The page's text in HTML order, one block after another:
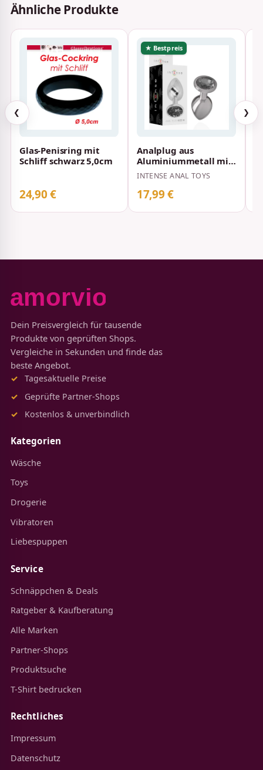
Ähnliche Produkte
❮
Glas-Penisring mit
Schliff schwarz 5,0cm
24,90 €
★ Bestpreis
Analplug aus
Aluminiummetall mit
Schwarzem Glas M 3,3
x 3,3 cm
INTENSE ANAL TOYS
17,99 €
❯
Dein Preisvergleich für tausende
Produkte von geprüften Shops.
Vergleiche in Sekunden und finde das
beste Angebot.
Tagesaktuelle Preise
Geprüfte Partner-Shops
Kostenlos & unverbindlich
Kategorien
Wäsche
Toys
Drogerie
Vibratoren
Liebespuppen
Service
Schnäppchen & Deals
Ratgeber & Kaufberatung
Alle Marken
Partner-Shops
Produktsuche
T-Shirt bedrucken
Rechtliches
Impressum
Datenschutz